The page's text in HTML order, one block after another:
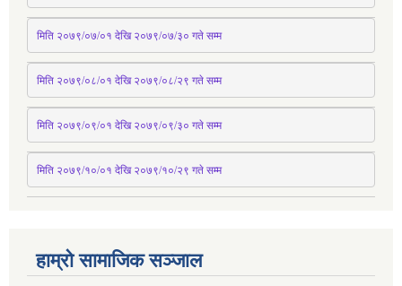
मिति २०७९/०७/०१ देखि २०७९/०७/३० गते सम्म
मिति २०७९/०८/०१ देखि २०७९/०८/२९ गते सम्म
मिति २०७९/०९/०१ देखि २०७९/०९/३० गते सम्म
मिति २०७९/१०/०१ देखि २०७९/१०/२९ गते सम्म
हाम्रो सामाजिक सञ्जाल